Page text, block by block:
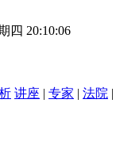
四 20:10:07
讲座 | 专家 | 法院 |